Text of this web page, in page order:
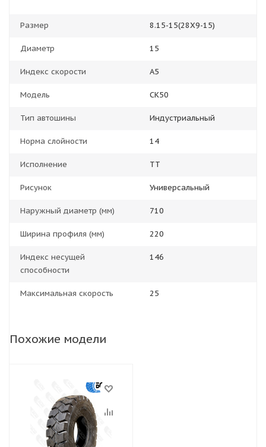
Размер 8.15-15(28Х9-15)
Диаметр 15
Индекс скорости A5
Модель CK50
Тип автошины Индустриальный
Норма слойности 14
Исполнение TT
Рисунок Универсальный
Наружный диаметр (мм) 710
Ширина профиля (мм) 220
Индекс несущей
способности
146
Максимальная скорость 25
Похожие модели